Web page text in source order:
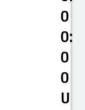
0
0:
0
0
U